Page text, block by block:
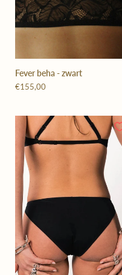
Fever beha - zwart
€155,00